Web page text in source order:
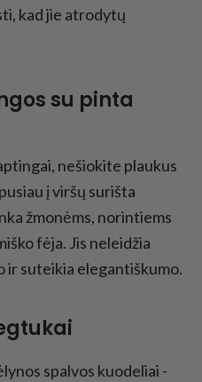
kad jie atrodytų
su pinta
nešiokite plaukus
į viršų surišta
žmonėms, norintiems
fėja. Jis neleidžia
ir suteikia elegantiškumo.
spalvos kuodeliai -